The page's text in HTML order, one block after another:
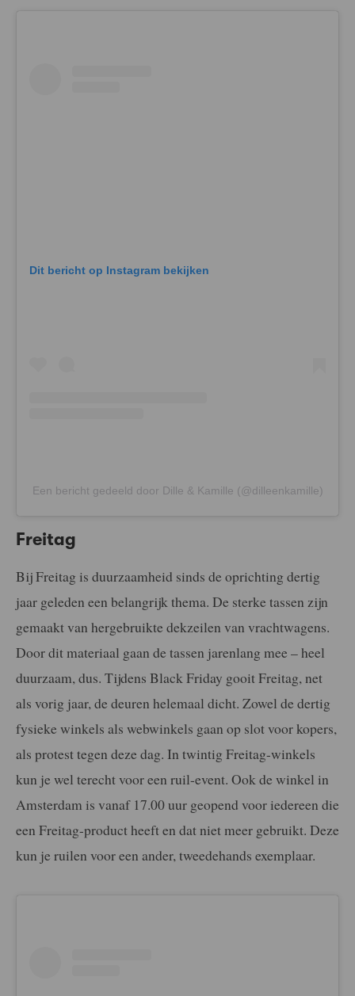
Dit bericht op Instagram bekijken
Een bericht gedeeld door Dille & Kamille (@dilleenkamille)
Freitag
Bij Freitag is duurzaamheid sinds de oprichting dertig
jaar geleden een belangrijk thema. De sterke tassen zijn
gemaakt van hergebruikte dekzeilen van vrachtwagens.
Door dit materiaal gaan de tassen jarenlang mee – heel
duurzaam, dus. Tijdens Black Friday gooit Freitag, net
als vorig jaar, de deuren helemaal dicht. Zowel de dertig
fysieke winkels als webwinkels gaan op slot voor kopers,
als protest tegen deze dag. In twintig Freitag-winkels
kun je wel terecht voor een ruil-event. Ook de winkel in
Amsterdam is vanaf 17.00 uur geopend voor iedereen die
een Freitag-product heeft en dat niet meer gebruikt. Deze
kun je ruilen voor een ander, tweedehands exemplaar.